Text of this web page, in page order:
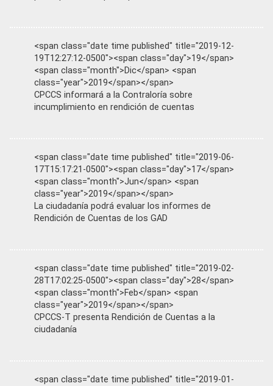
<span class="date time published" title="2019-12-
19T12:27:12-0500"><span class="day">19</span>
<span class="month">Dic</span> <span
class="year">2019</span></span>
CPCCS informará a la Contraloría sobre
incumplimiento en rendición de cuentas
<span class="date time published" title="2019-06-
17T15:17:21-0500"><span class="day">17</span>
<span class="month">Jun</span> <span
class="year">2019</span></span>
La ciudadanía podrá evaluar los informes de
Rendición de Cuentas de los GAD
<span class="date time published" title="2019-02-
28T17:02:25-0500"><span class="day">28</span>
<span class="month">Feb</span> <span
class="year">2019</span></span>
CPCCS-T presenta Rendición de Cuentas a la
ciudadanía
<span class="date time published" title="2019-01-